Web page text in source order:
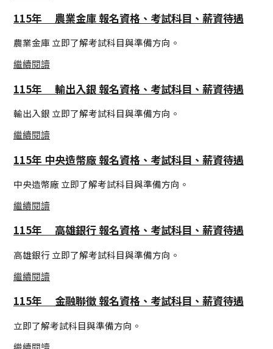
115年 農業金庫 報名資格、考試科目、薪資待遇
農業金庫 立即了解考試科目與準備方向。
繼續閱讀
115年 輸出入銀 報名資格、考試科目、薪資待遇
輸出入銀 立即了解考試科目與準備方向。
繼續閱讀
115年 中央造幣廠 報名資格、考試科目、薪資待遇
中央造幣廠 立即了解考試科目與準備方向。
繼續閱讀
115年 高雄銀行 報名資格、考試科目、薪資待遇
高雄銀行 立即了解考試科目與準備方向。
繼續閱讀
115年 金融聯徵 報名資格、考試科目、薪資待遇
立即了解考試科目與準備方向。